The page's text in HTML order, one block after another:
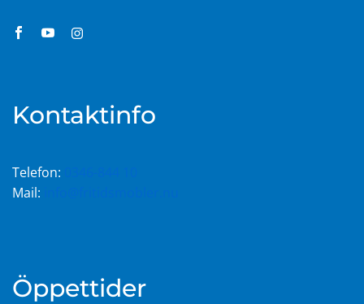
Kontaktinfo
Telefon:
Mail:
Öppettider